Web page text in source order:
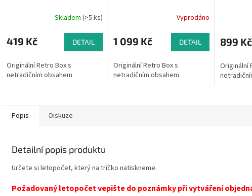
produktu
je
z
5
Skladem (>5 ks)
419 Kč DETAIL
Originální Retro Box s
netradičním obsahem
Vyprodáno
1 099 Kč DETAIL
Originální Retro Box s
netradičním obsahem
produktu
je
z
5
899 Kč
Originální
Popis Diskuze
Detailní popis produktu
Určete si letopočet, který na tričko natiskneme.
Požadovaný letopočet vepište do poznámky při vytváření